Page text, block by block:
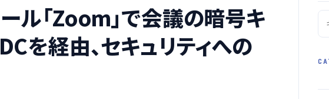
ル「Zoom」で会議の暗号キ
を経由、セキュリティへの